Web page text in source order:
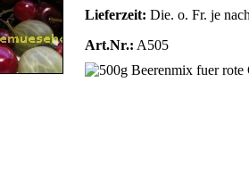
Lieferzeit: Die. o. Fr. je
Art.Nr.: A505